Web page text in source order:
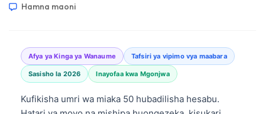
Hamna maoni
Afya ya Kinga ya Wanaume Tafsiri ya vipimo vya maabara
Sasisho la 2026 Inayofaa kwa Mgonjwa
Kufikisha umri wa miaka 50 hubadilisha hesabu.